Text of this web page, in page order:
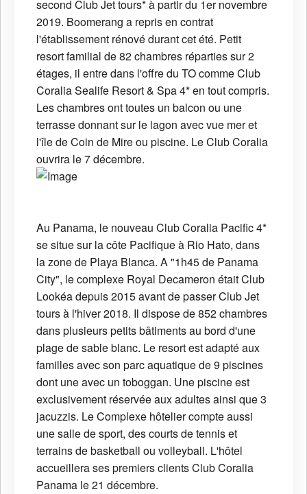
second Club Jet tours* à partir du 1er novembre
2019. Boomerang a repris en contrat
l'établissement rénové durant cet été. Petit
resort familial de 82 chambres réparties sur 2
étages, il entre dans l'offre du TO comme Club
Coralia Sealife Resort & Spa 4* en tout compris.
Les chambres ont toutes un balcon ou une
terrasse donnant sur le lagon avec vue mer et
l'île de Coin de Mire ou piscine. Le Club Coralia
ouvrira le 7 décembre.
Au Panama, le nouveau Club Coralia Pacific 4*
se situe sur la côte Pacifique à Rio Hato, dans
la zone de Playa Blanca. A "1h45 de Panama
City", le complexe Royal Decameron était Club
Lookéa depuis 2015 avant de passer Club Jet
tours à l'hiver 2018. Il dispose de 852 chambres
dans plusieurs petits bâtiments au bord d'une
plage de sable blanc. Le resort est adapté aux
familles avec son parc aquatique de 9 piscines
dont une avec un toboggan. Une piscine est
exclusivement réservée aux adultes ainsi que 3
jacuzzis. Le Complexe hôtelier compte aussi
une salle de sport, des courts de tennis et
terrains de basketball ou volleyball. L'hôtel
accueillera ses premiers clients Club Coralia
Panama le 21 décembre.